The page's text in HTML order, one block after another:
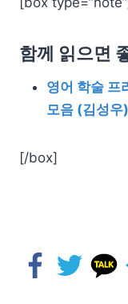
함께 읽으면
영어 학술 프
모음 (김성우)
[/box]